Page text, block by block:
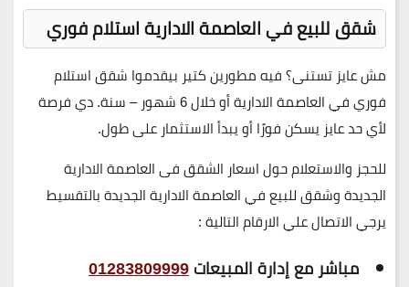
شقق للبيع في العاصمة الادارية استلام فوري
مش عايز تستنى؟ فيه مطورين كتير بيقدموا شقق استلام
فوري في العاصمة الادارية
أو خلال 6 شهور – سنة. دي فرصة
لأي حد عايز يسكن فورًا أو يبدأ الاستثمار على طول.
للحجز والاستعلام حول اسعار الشقق فى العاصمة الادارية
الجديدة وشقق للبيع في العاصمة الادارية الجديدة بالتقسيط
يرجي الاتصال علي الارقام التالية :
مباشر مع إدارة المبيعات01283809999